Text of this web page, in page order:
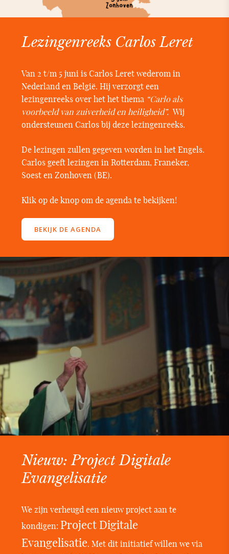
Lezingenreeks Carlos Leret
Van 2 t/m 5 juni is Carlos Leret wederom in
Nederland en België. Hij verzorgt een
lezingenreeks over het het thema “Carlo als
voorbeeld van zuiverheid en heiligheid”.Wij
ondersteunen Carlos bij deze lezingenreeks.
De lezingen zullen gegeven worden in het Engels.
Carlos geeft lezingen in Rotterdam, Franeker,
Soest en Zonhoven (BE).
Klik op de knop om de agenda te bekijken!
BEKIJK DE AGENDA
Nieuw: Project Digitale
Evangelisatie
We zijn verheugd een nieuw project aan te
kondigen: Project Digitale
Evangelisatie. Met dit initiatief willen we via